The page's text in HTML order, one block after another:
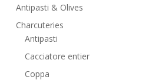
Antipasti & Olives
Charcuteries
Antipasti
Cacciatore entier
Coppa